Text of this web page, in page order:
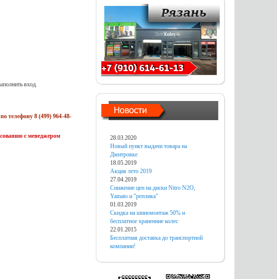
вход.
телефону 8 (499) 964-48-
с менеджером
28.03.2020
Новый пункт выдачи товара на
Дмитровке
18.05.2019
Акция лето 2019
27.04.2019
Снижение цен на диски Nitro N2O,
Yamato и "реплика"
01.03.2019
Скидка на шиномонтаж 50% и
бесплатное хранениие колес
22.01.2015
Бесплатная доставка до транспортной
компании!